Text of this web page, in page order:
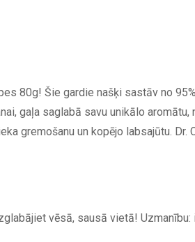
80g! Šie gardie našķi sastāv no
gaļa saglabā savu unikālo
gremošanu un kopējo labsajūtu.
vēsā, sausā vietā!